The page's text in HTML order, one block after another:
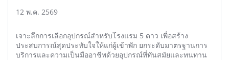
อุปกรณ์คุณภาพสูง
12 พ.ค. 2569
เจาะลึกการเลือกอุปกรณ์สำหรับโรงแรม 5 ดาว เพื่อสร้าง
ประสบการณ์สุดประทับใจให้แก่ผู้เข้าพัก ยกระดับมาตรฐานการ
บริการและความเป็นมืออาชีพด้วยอุปกรณ์ที่ทันสมัยและทนทาน